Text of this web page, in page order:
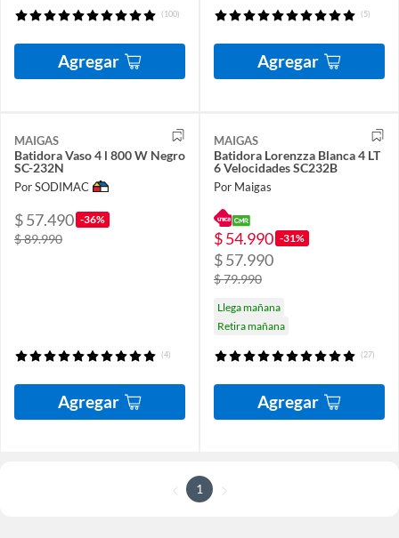
(100)
Agregar
(5)
Agregar
MAIGAS
Batidora Vaso 4 l 800 W Negro
SC-232N
Por SODIMAC
$ 57.490 -36%
$ 89.990
(4)
Agregar
MAIGAS
Batidora Lorenzza Blanca 4 LT
6 Velocidades SC232B
Por Maigas
$ 54.990 -31%
$ 57.990
$ 79.990
Llega mañana
Retira mañana
(27)
Agregar
1